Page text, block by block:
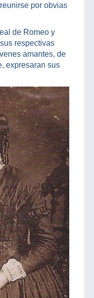
por obvias
de Romeo y
respectivas
amantes, de
expresaran sus